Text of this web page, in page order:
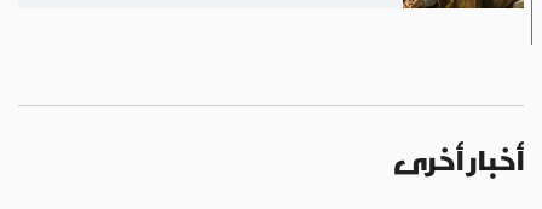
أخبار أخرى